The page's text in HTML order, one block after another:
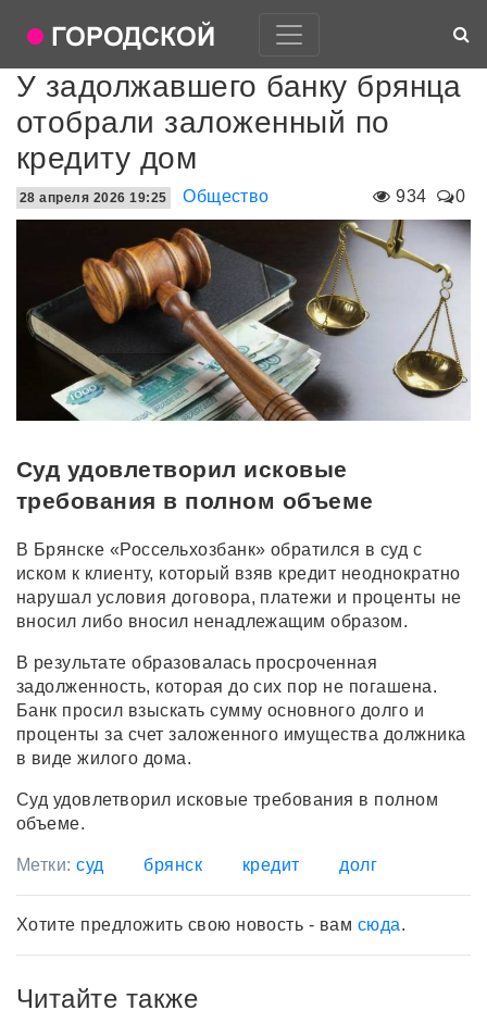
У задолжавшего банку брянца
отобрали заложенный по
кредиту дом
934 0
28 апреля 2026 19:25 Общество
Суд удовлетворил исковые
требования в полном объеме
В Брянске «Россельхозбанк» обратился в суд с
иском к клиенту, который взяв кредит неоднократно
нарушал условия договора, платежи и проценты не
вносил либо вносил ненадлежащим образом.
В результате образовалась просроченная
задолженность, которая до сих пор не погашена.
Банк просил взыскать сумму основного долго и
проценты за счет заложенного имущества должника
в виде жилого дома.
Суд удовлетворил исковые требования в полном
объеме.
Метки:суд брянск кредит долг
Хотите предложить свою новость - вам сюда.
Читайте также